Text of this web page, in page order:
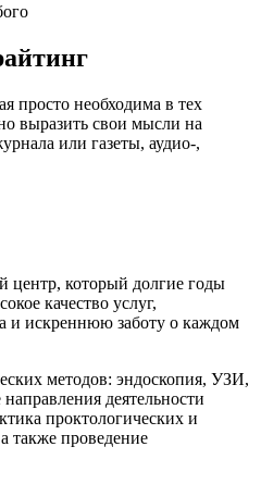
просто необходима в тех
выразить свои мысли на
или газеты, аудио-,
который долгие годы
качество услуг,
и искреннюю заботу о каждом
методов: эндоскопия, УЗИ,
деятельности
проктологических и
также проведение